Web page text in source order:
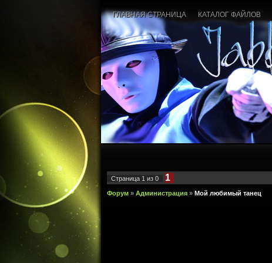
ГЛАВНАЯ СТРАНИЦА КАТАЛОГ ФАЙЛОВ
Страница 1 из 0 1
Форум » Администрация » Мой любимый танец